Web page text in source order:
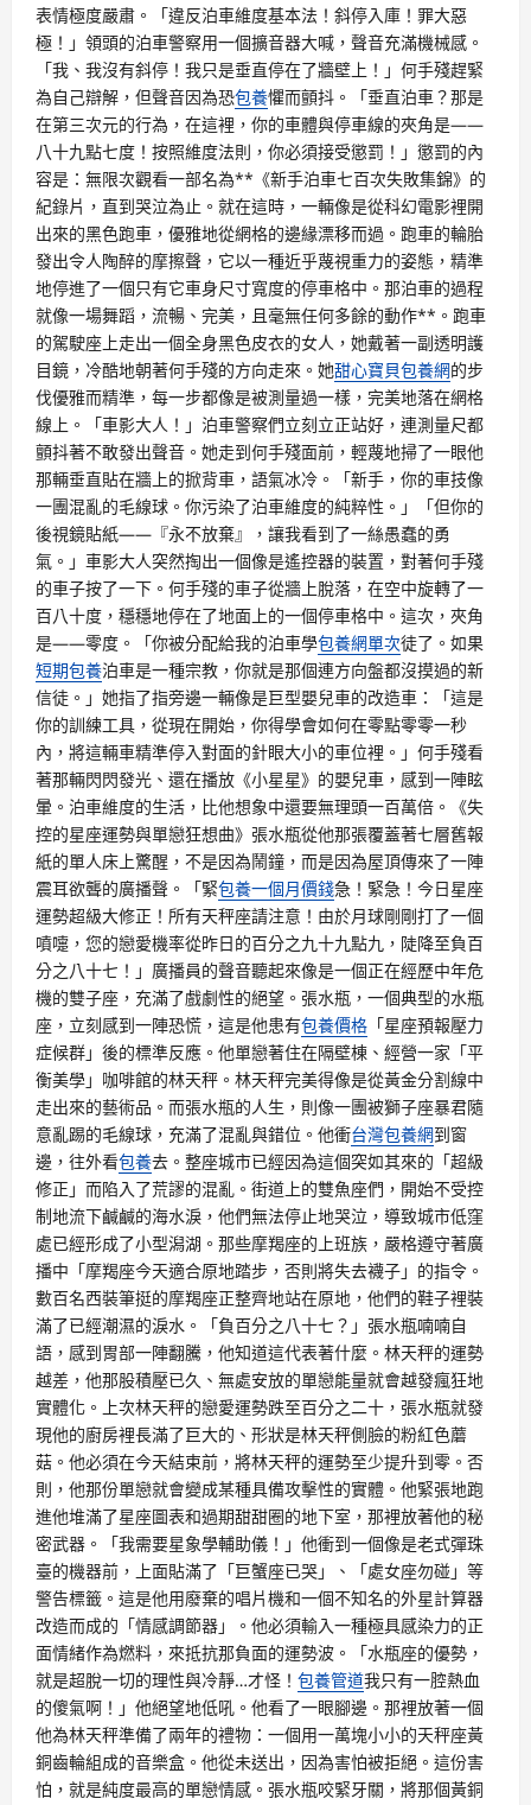
表情極度嚴肅。「違反泊車維度基本法！斜停入庫！罪大惡
極！」領頭的泊車警察用一個擴音器大喊，聲音充滿機械感。
「我、我沒有斜停！我只是垂直停在了牆壁上！」何手殘趕緊
為自己辯解，但聲音因為恐包養懼而顫抖。「垂直泊車？那是
在第三次元的行為，在這裡，你的車體與停車線的夾角是——
八十九點七度！按照維度法則，你必須接受懲罰！」懲罰的內
容是：無限次觀看一部名為**《新手泊車七百次失敗集錦》的
紀錄片，直到哭泣為止。就在這時，一輛像是從科幻電影裡開
出來的黑色跑車，優雅地從網格的邊緣漂移而過。跑車的輪胎
發出令人陶醉的摩擦聲，它以一種近乎蔑視重力的姿態，精準
地停進了一個只有它車身尺寸寬度的停車格中。那泊車的過程
就像一場舞蹈，流暢、完美，且毫無任何多餘的動作**。跑車
的駕駛座上走出一個全身黑色皮衣的女人，她戴著一副透明護
目鏡，冷酷地朝著何手殘的方向走來。她甜心寶貝包養網的步
伐優雅而精準，每一步都像是被測量過一樣，完美地落在網格
線上。「車影大人！」泊車警察們立刻立正站好，連測量尺都
顫抖著不敢發出聲音。她走到何手殘面前，輕蔑地掃了一眼他
那輛垂直貼在牆上的掀背車，語氣冰冷。「新手，你的車技像
一團混亂的毛線球。你污染了泊車維度的純粹性。」「但你的
後視鏡貼紙——『永不放棄』，讓我看到了一絲愚蠢的勇
氣。」車影大人突然掏出一個像是遙控器的裝置，對著何手殘
的車子按了一下。何手殘的車子從牆上脫落，在空中旋轉了一
百八十度，穩穩地停在了地面上的一個停車格中。這次，夾角
是——零度。「你被分配給我的泊車學包養網單次徒了。如果
短期包養泊車是一種宗教，你就是那個連方向盤都沒摸過的新
信徒。」她指了指旁邊一輛像是巨型嬰兒車的改造車：「這是
你的訓練工具，從現在開始，你得學會如何在零點零零一秒
內，將這輛車精準停入對面的針眼大小的車位裡。」何手殘看
著那輛閃閃發光、還在播放《小星星》的嬰兒車，感到一陣眩
暈。泊車維度的生活，比他想象中還要無理頭一百萬倍。《失
控的星座運勢與單戀狂想曲》張水瓶從他那張覆蓋著七層舊報
紙的單人床上驚醒，不是因為鬧鐘，而是因為屋頂傳來了一陣
震耳欲聾的廣播聲。「緊包養一個月價錢急！緊急！今日星座
運勢超級大修正！所有天秤座請注意！由於月球剛剛打了一個
噴嚏，您的戀愛機率從昨日的百分之九十九點九，陡降至負百
分之八十七！」廣播員的聲音聽起來像是一個正在經歷中年危
機的雙子座，充滿了戲劇性的絕望。張水瓶，一個典型的水瓶
座，立刻感到一陣恐慌，這是他患有包養價格 「星座預報壓力
症候群」後的標準反應。他單戀著住在隔壁棟、經營一家「平
衡美學」咖啡館的林天秤。林天秤完美得像是從黃金分割線中
走出來的藝術品。而張水瓶的人生，則像一團被獅子座暴君隨
意亂踢的毛線球，充滿了混亂與錯位。他衝台灣包養網到窗
邊，往外看包養去。整座城市已經因為這個突如其來的「超級
修正」而陷入了荒謬的混亂。街道上的雙魚座們，開始不受控
制地流下鹹鹹的海水淚，他們無法停止地哭泣，導致城市低窪
處已經形成了小型潟湖。那些摩羯座的上班族，嚴格遵守著廣
播中「摩羯座今天適合原地踏步，否則將失去襪子」的指令。
數百名西裝筆挺的摩羯座正整齊地站在原地，他們的鞋子裡裝
滿了已經潮濕的淚水。「負百分之八十七？」張水瓶喃喃自
語，感到胃部一陣翻騰，他知道這代表著什麼。林天秤的運勢
越差，他那股積壓已久、無處安放的單戀能量就會越發瘋狂地
實體化。上次林天秤的戀愛運勢跌至百分之二十，張水瓶就發
現他的廚房裡長滿了巨大的、形狀是林天秤側臉的粉紅色蘑
菇。他必須在今天結束前，將林天秤的運勢至少提升到零。否
則，他那份單戀就會變成某種具備攻擊性的實體。他緊張地跑
進他堆滿了星座圖表和過期甜甜圈的地下室，那裡放著他的秘
密武器。「我需要星象學輔助儀！」他衝到一個像是老式彈珠
臺的機器前，上面貼滿了「巨蟹座已哭」、「處女座勿碰」等
警告標籤。這是他用廢棄的唱片機和一個不知名的外星計算器
改造而成的「情感調節器」。他必須輸入一種極具感染力的正
面情緒作為燃料，來抵抗那負面的運勢波。「水瓶座的優勢，
就是超脫一切的理性與冷靜…才怪！ 包養管道我只有一腔熱血
的傻氣啊！」他絕望地低吼。他看了一眼腳邊。那裡放著一個
他為林天秤準備了兩年的禮物：一個用一萬塊小小的天秤座黃
銅齒輪組成的音樂盒。他從未送出，因為害怕被拒絕。這份害
怕，就是純度最高的單戀情感。張水瓶咬緊牙關，將那個黃銅